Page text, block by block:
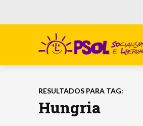
RESULTADOS PARA TAG:
Hungria